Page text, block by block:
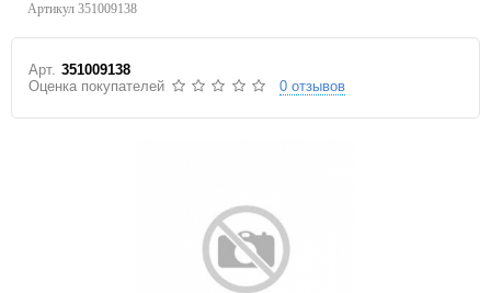
Артикул 351009138
Арт. 351009138
Оценка покупателей
0 отзывов